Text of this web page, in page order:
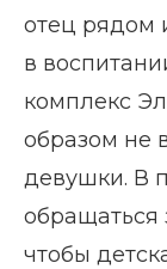
отец рядом
в
комплекс
образом не
девушки. В
обращаться
чтобы